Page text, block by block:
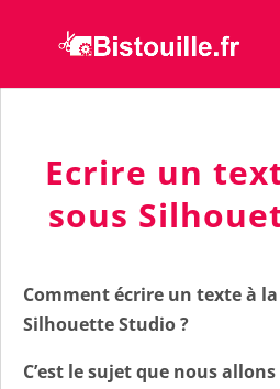
Ecrire un
sous
Comment écrire un texte à
Silhouette Studio ?
C’est le sujet que nous